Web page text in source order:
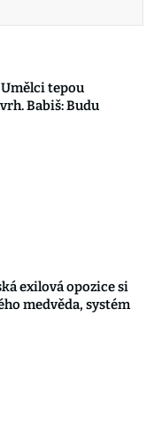
Umělci tepou
Babiš: Budu
exilová opozice si
medvěda, systém